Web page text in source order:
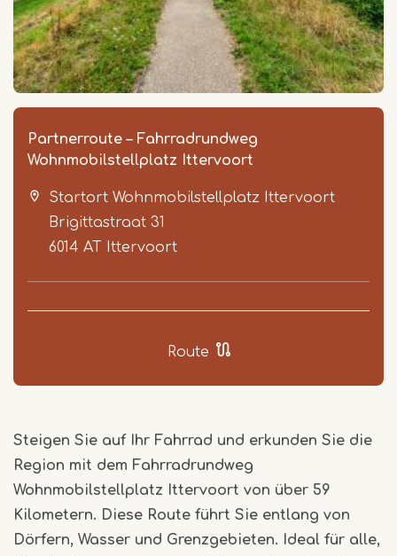
Partnerroute – Fahrradrundweg
Wohnmobilstellplatz Ittervoort
Startort Wohnmobilstellplatz Ittervoort
Brigittastraat 31
6014 AT
Ittervoort
Route
Steigen Sie auf Ihr Fahrrad und erkunden Sie die
Region mit dem Fahrradrundweg
Wohnmobilstellplatz Ittervoort von über 59
Kilometern. Diese Route führt Sie entlang von
Dörfern, Wasser und Grenzgebieten. Ideal für alle,